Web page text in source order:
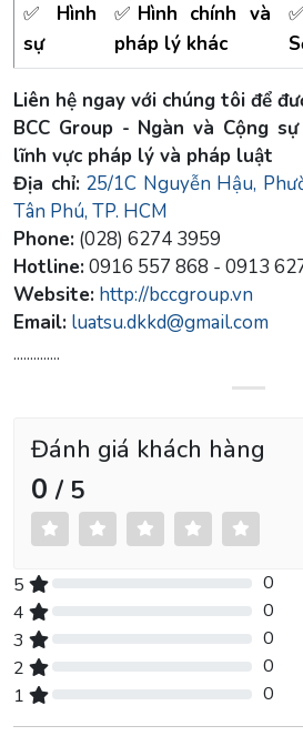
✅ Hình
sự
✅ Hình chính và
pháp lý khác
✅
Liên hệ ngay với chúng tôi để
BCC Group - Ngàn và Cộng
lĩnh vực pháp lý và pháp luật
Địa chỉ: 25/1C Nguyễn Hậu,
Tân Phú, TP. HCM
Phone: (028) 6274 3959
Hotline:0916 557 868 - 0913
Website: http://bccgroup.vn
Email: luatsu.dkkd@gmail.com
..............
Đánh giá khách hàng
0 / 5
5
0
4
0
3
0
2
0
1
0